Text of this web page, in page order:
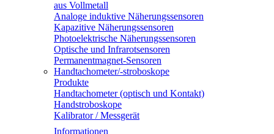
aus Vollmetall
Analoge induktive Näherungssensoren
Kapazitive Näherungssensoren
Photoelektrische Näherungssensoren
Optische und Infrarotsensoren
Permanentmagnet-Sensoren
Handtachometer/-stroboskope
Produkte
Handtachometer (optisch und Kontakt)
Handstroboskope
Kalibrator / Messgerät
Informationen